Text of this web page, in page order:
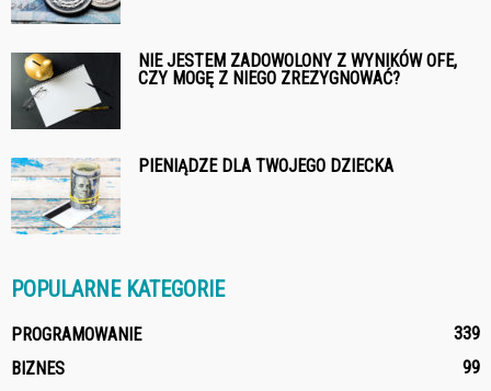
NIE JESTEM ZADOWOLONY Z WYNIKÓW OFE,
CZY MOGĘ Z NIEGO ZREZYGNOWAĆ?
PIENIĄDZE DLA TWOJEGO DZIECKA
POPULARNE KATEGORIE
PROGRAMOWANIE
339
BIZNES
99